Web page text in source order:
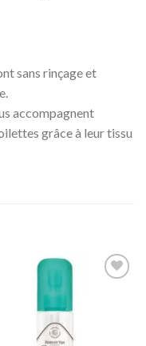
sans rinçage et
accompagnent
grâce à leur tissu